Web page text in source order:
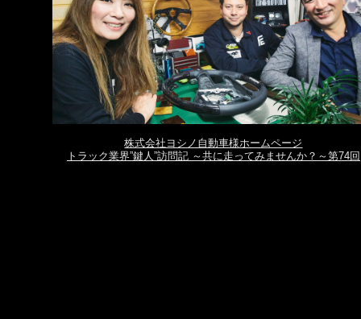
株式会社ヨシノ自動車様ホームページ
トラック業界”鍵人”訪問記 ～共に走ってみませんか？～第74回